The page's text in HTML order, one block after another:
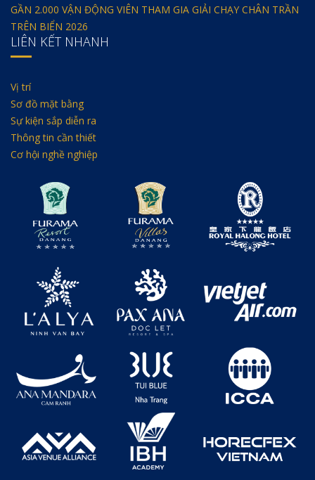
GẦN 2.000 VẬN ĐỘNG VIÊN THAM GIA GIẢI CHẠY CHÂN TRẦN
TRÊN BIỂN 2026
LIÊN KẾT NHANH
Vị trí
Sơ đồ mặt bằng
Sự kiện sắp diễn ra
Thông tin cần thiết
Cơ hội nghề nghiệp